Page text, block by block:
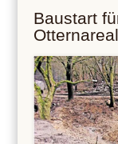
Baustart
Otternareal